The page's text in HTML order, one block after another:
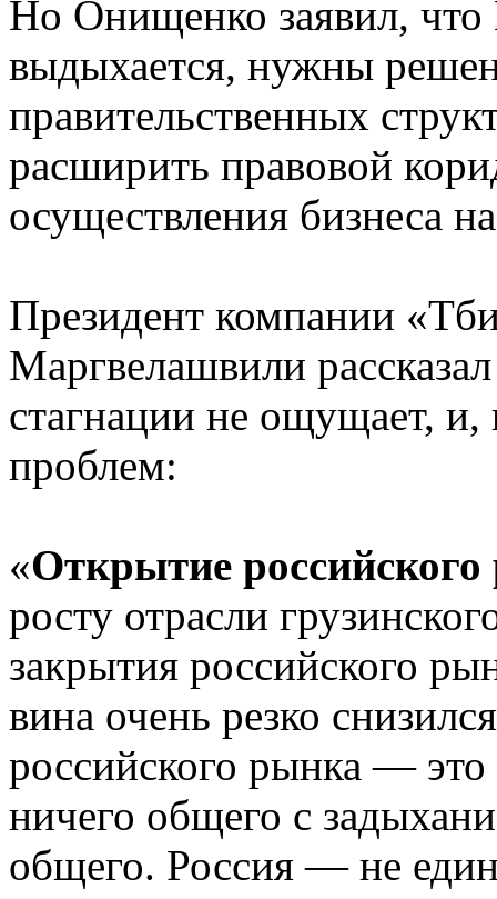
Но Онищенко заявил, что
выдыхается, нужны
правительственных
расширить правовой
осуществления бизнеса
Президент компании
Маргвелашвили
стагнации не ощущает,
проблем:
«Открытие
росту отрасли
закрытия российского
вина очень резко
российского рынка —
ничего общего с
общего. Россия — не